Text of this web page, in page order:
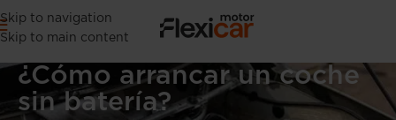
Skip to navigation
Skip to main content
¿Cómo arrancar un coche
sin batería?